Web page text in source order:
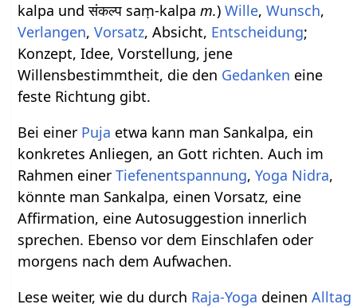
kalpa und संकल्प saṃ-kalpam.)Wille,Wunsch,
Verlangen,Vorsatz, Absicht, Entscheidung;
Konzept, Idee, Vorstellung, jene
Willensbestimmtheit, die den Gedanken eine
feste Richtung gibt.
Bei einer Puja etwa kann man Sankalpa, ein
konkretes Anliegen, an Gott richten. Auch im
Rahmen einerTiefenentspannung,Yoga Nidra,
könnte man Sankalpa, einen Vorsatz, eine
Affirmation, eine Autosuggestion innerlich
sprechen. Ebenso vor dem Einschlafen oder
morgens nach dem Aufwachen.
Lese weiter, wie du durch Raja-Yoga deinenAlltag